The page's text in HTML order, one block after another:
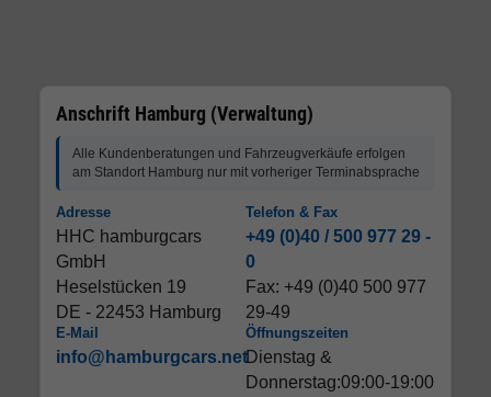
Anschrift Hamburg (Verwaltung)
Alle Kundenberatungen und Fahrzeugverkäufe erfolgen
am Standort Hamburg nur mit vorheriger Terminabsprache
Adresse
HHC hamburgcars
GmbH
Heselstücken 19
DE - 22453 Hamburg
Telefon & Fax
+49 (0)40 / 500 977 29 -
0
Fax: +49 (0)40 500 977
29-49
E-Mail
info@hamburgcars.net
Öffnungszeiten
Dienstag &
Donnerstag:09:00-19:00